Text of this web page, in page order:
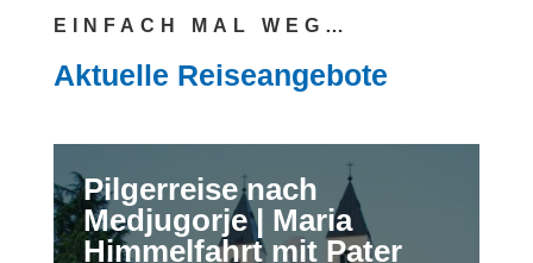
EINFACH MAL WEG…
Aktuelle Reiseangebote
Pilgerreise nach
Medjugorje | Maria
Himmelfahrt mit Pater